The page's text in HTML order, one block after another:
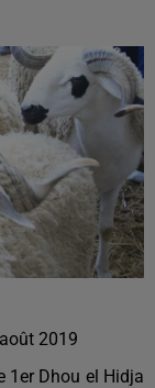
2019
1er Dhou el Hidja